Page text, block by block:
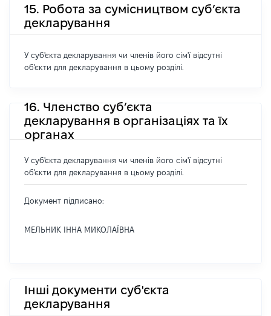
15. Робота за сумісництвом суб’єкта
декларування
У суб'єкта декларування чи членів його сім'ї відсутні
об'єкти для декларування в цьому розділі.
16. Членство суб’єкта
декларування в організаціях та їх
органах
У суб'єкта декларування чи членів його сім'ї відсутні
об'єкти для декларування в цьому розділі.
Документ підписано:
МЕЛЬНИК ІННА МИКОЛАЇВНА
Інші документи суб'єкта
декларування